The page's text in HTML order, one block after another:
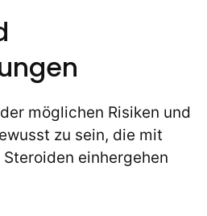
möglichen Risiken und
zu sein, die mit
einhergehen